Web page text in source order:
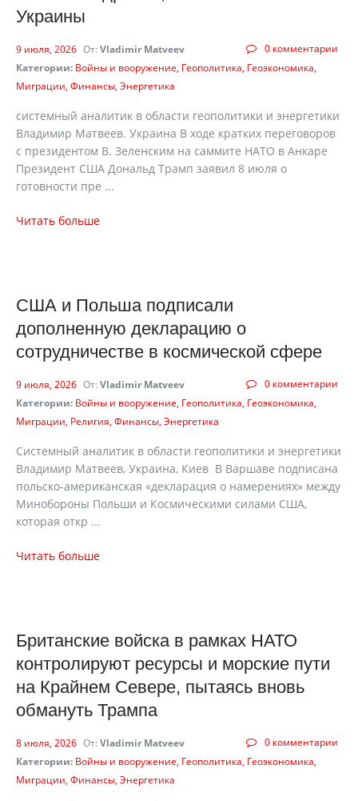
Украины
0 комментарии
9 июля, 2026 От: Vladimir Matveev
Категории: Войны и вооружение Геополитика Геоэкономика
Миграции Финансы Энергетика
cистемный аналитик в области геополитики и энергетики
Владимир Матвеев. Украина В ходе кратких переговоров
с президентом В. Зеленским на саммите НАТО в Анкаре
Президент США Дональд Трамп заявил 8 июля о
готовности пре ...
Читать больше
США и Польша подписали
дополненную декларацию о
сотрудничестве в космической сфере
0 комментарии
9 июля, 2026 От: Vladimir Matveev
Категории: Войны и вооружение Геополитика Геоэкономика
Миграции Религия Финансы Энергетика
Системный аналитик в области геополитики и энергетики
Владимир Матвеев, Украина, Киев В Варшаве подписана
польско-американская «декларация о намерениях» между
Минобороны Польши и Космическими силами США,
которая откр ...
Читать больше
Британские войска в рамках НАТО
контролируют ресурсы и морские пути
на Крайнем Севере, пытаясь вновь
обмануть Трампа
0 комментарии
8 июля, 2026 От: Vladimir Matveev
Категории: Войны и вооружение Геополитика Геоэкономика
Миграции Финансы Энергетика